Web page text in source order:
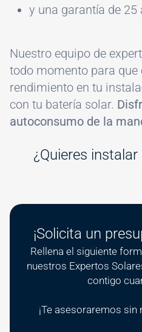
y una garantía de 25
Nuestro equipo de
todo momento para
rendimiento en tu
con tu batería solar.
autoconsumo de la
¿Quieres
¡Solicita un
Rellena el siguiente
nuestros Expertos
contigo
¡Te asesoraremos